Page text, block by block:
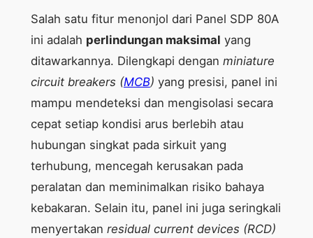
Salah satu fitur menonjol dari Panel SDP 80A
ini adalah perlindungan maksimal yang
ditawarkannya. Dilengkapi dengan miniature
circuit breakers (MCB) yang presisi, panel ini
mampu mendeteksi dan mengisolasi secara
cepat setiap kondisi arus berlebih atau
hubungan singkat pada sirkuit yang
terhubung, mencegah kerusakan pada
peralatan dan meminimalkan risiko bahaya
kebakaran. Selain itu, panel ini juga seringkali
menyertakan residual current devices (RCD)